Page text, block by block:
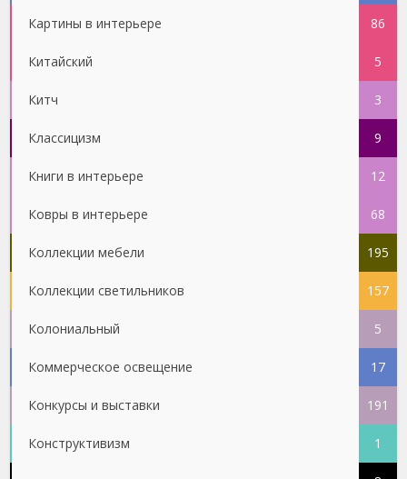
Картины в интерьере 86
Китайский 5
Китч 3
Классицизм 9
Книги в интерьере 12
Ковры в интерьере 68
Коллекции мебели 195
Коллекции светильников 157
Колониальный 5
Коммерческое освещение 17
Конкурсы и выставки 191
Конструктивизм 1